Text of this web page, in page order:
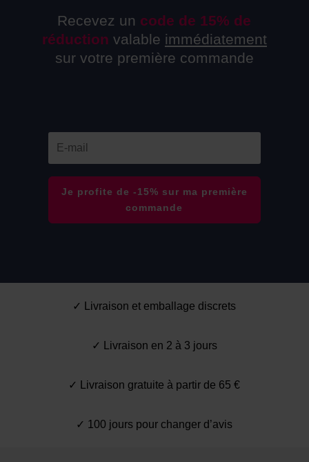
Recevez un code de 15% de
réduction valable immédiatement
sur votre première commande
Je profite de -15% sur ma première
commande
✓ Livraison et emballage discrets
✓ Livraison en 2 à 3 jours
✓ Livraison gratuite à partir de 65 €
✓ 100 jours pour changer d’avis